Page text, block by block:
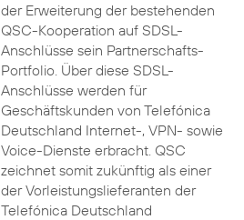
der Erweiterung der bestehenden
QSC-Kooperation auf SDSL-
Anschlüsse sein Partnerschafts-
Portfolio. Über diese SDSL-
Anschlüsse werden für
Geschäftskunden von Telefónica
Deutschland Internet-, VPN- sowie
Voice-Dienste erbracht. QSC
zeichnet somit zukünftig als einer
der Vorleistungslieferanten der
Telefónica Deutschland